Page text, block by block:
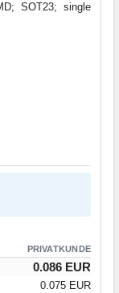
SOT23; single
PRIVATKUNDE
0.086 EUR
0.075 EUR